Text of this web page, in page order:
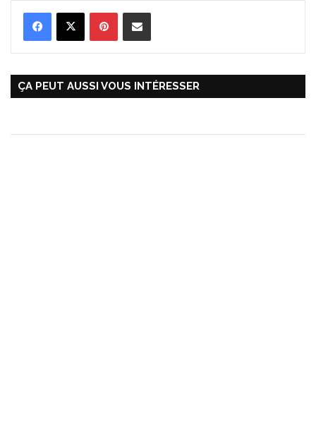
ÇA PEUT AUSSI VOUS INTÉRESSER